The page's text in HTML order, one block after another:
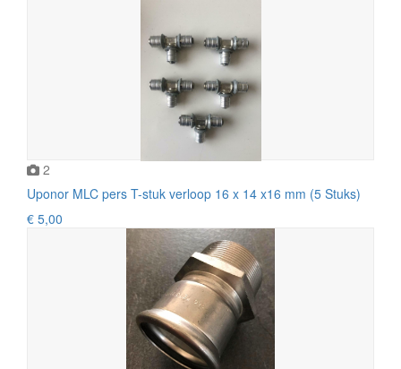
2
Uponor MLC pers T-stuk verloop 16 x 14 x16 mm (5 Stuks)
€ 5,00